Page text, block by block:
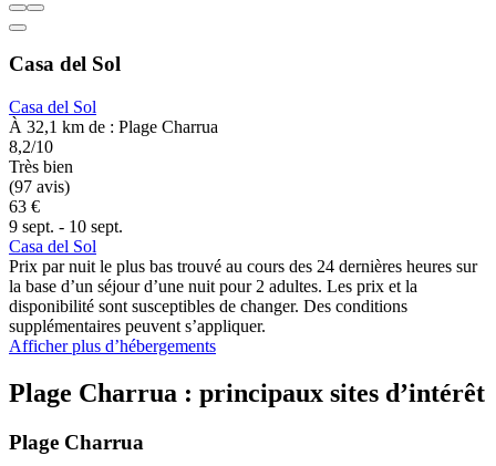
Casa del Sol
Casa del Sol
À 32,1 km de : Plage Charrua
8,2/10
Très bien
(97 avis)
63 €
9 sept. - 10 sept.
Casa del Sol
Prix par nuit le plus bas trouvé au cours des 24 dernières heures sur
la base d’un séjour d’une nuit pour 2 adultes. Les prix et la
disponibilité sont susceptibles de changer. Des conditions
supplémentaires peuvent s’appliquer.
Afficher plus d’hébergements
Plage Charrua : principaux sites d’intérêt
Plage Charrua